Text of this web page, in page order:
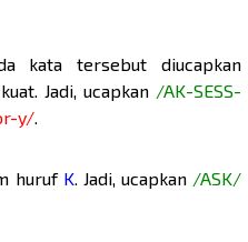
kata tersebut diucapkan
Jadi, ucapkan /AK-SESS-
y/.
huruf K. Jadi, ucapkan /ASK/